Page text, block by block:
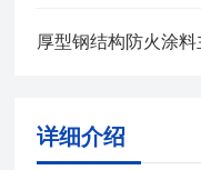
详细介绍